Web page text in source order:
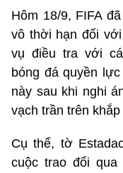
Hôm 18/9, FIFA
vô thời hạn đối
vụ điều tra với
bóng đá quyền
này sau khi nghi
vạch trần trên
Cụ thể, tờ
cuộc trao đổi